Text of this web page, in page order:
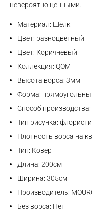
невероятно ценными.
Материал: Шёлк
Цвет: разноцветный
Цвет: Коричневый
Коллекция: QOM
Высота ворса: 3мм
Форма:
Способ
Тип рисунка:
Плотность ворса на
Тип: Ковер
Длина: 200см
Ширина: 305см
Производитель:
Без ворса: Нет
Max